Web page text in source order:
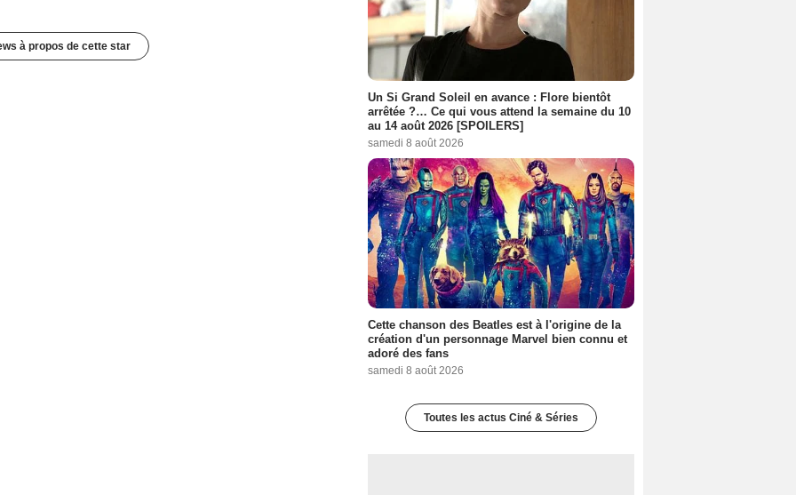
à propos de cette star
Un Si Grand Soleil en avance : Flore bientôt
arrêtée ?… Ce qui vous attend la semaine du 10
au 14 août 2026 [SPOILERS]
samedi 8 août 2026
Cette chanson des Beatles est à l'origine de la
création d'un personnage Marvel bien connu et
adoré des fans
samedi 8 août 2026
Toutes les actus Ciné & Séries